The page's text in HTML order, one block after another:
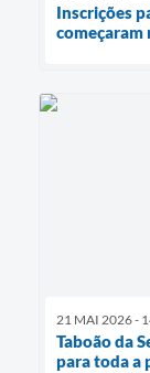
Inscrições
começaram
21 MAI 2026 -
Taboão da
para toda a